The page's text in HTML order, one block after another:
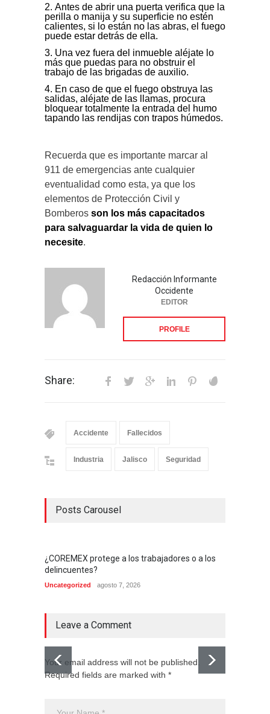
Antes de abrir una puerta verifica que la
perilla o manija y su superficie no estén
calientes, si lo están no las abras, el fuego
puede estar detrás de ella.
Una vez fuera del inmueble aléjate lo
más que puedas para no obstruir el
trabajo de las brigadas de auxilio.
En caso de que el fuego obstruya las
salidas, aléjate de las llamas, procura
bloquear totalmente la entrada del humo
tapando las rendijas con trapos húmedos.
Recuerda que es importante marcar al
911 de emergencias ante cualquier
eventualidad como esta, ya que los
elementos de Protección Civil y
Bomberos son los más capacitados
para salvaguardar la vida de quien lo
necesite.
Redacción Informante
Occidente
EDITOR
PROFILE
Share:
Accidente Fallecidos
Industria Jalisco Seguridad
Posts Carousel
¿COREMEX protege a los trabajadores o a los
delincuentes?
Uncategorized agosto 7, 2026
Leave a Comment
Your email address will not be published.
Required fields are marked with *